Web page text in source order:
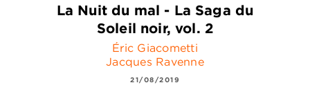
La Nuit du mal - La Saga du
Soleil noir, vol. 2
Éric Giacometti
Jacques Ravenne
21/08/2019